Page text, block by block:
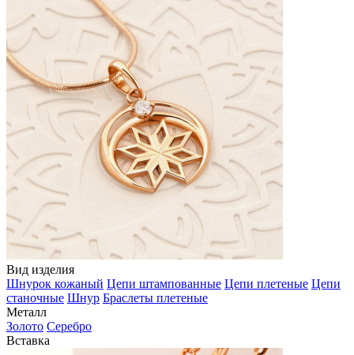
Вид изделия
Шнурок кожаный Цепи штампованные Цепи плетеные Цепи
станочные Шнур Браслеты плетеные
Металл
Золото Серебро
Вставка